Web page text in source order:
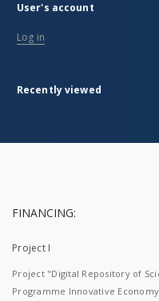
User's account
Log in
Recently viewed
FINANCING:
Project I
Project "Digital Repository of
Programme Innovative